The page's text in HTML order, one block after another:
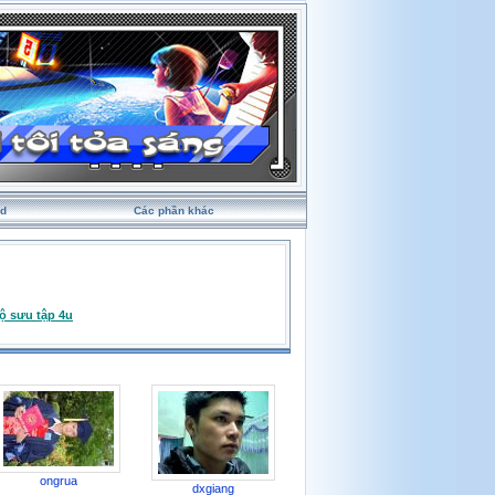
Các phần khác
sưu tập 4u
ongrua
dxgiang